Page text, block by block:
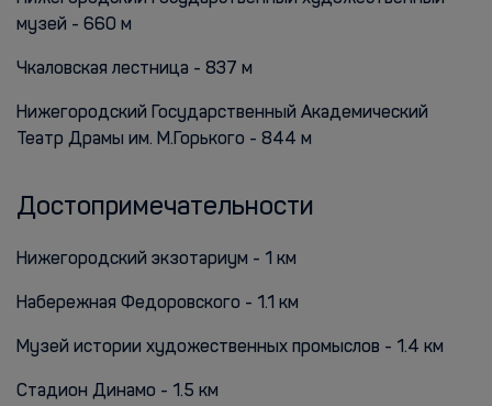
музей - 660 м
Чкаловская лестница - 837 м
Нижегородский Государственный Академический
Театр Драмы им. М.Горького - 844 м
Достопримечательности
Нижегородский экзотариум - 1 км
Набережная Федоровского - 1.1 км
Музей истории художественных промыслов - 1.4 км
Стадион Динамо - 1.5 км